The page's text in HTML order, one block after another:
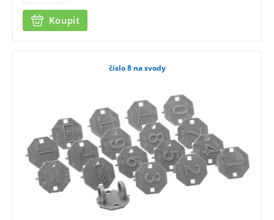
Koupit
číslo 8 na svody